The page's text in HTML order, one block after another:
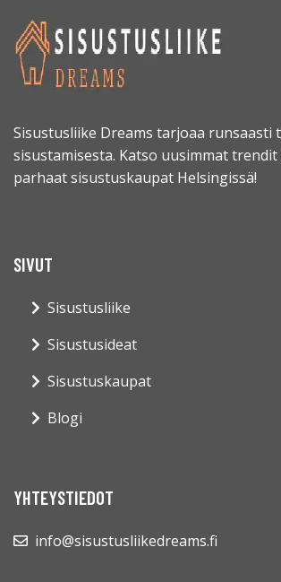
Sisustusliike Dreams tarjoaa runsaasti
sisustamisesta. Katso uusimmat trendit
parhaat sisustuskaupat Helsingissä!
SIVUT
Sisustusliike
Sisustusideat
Sisustuskaupat
Blogi
YHTEYSTIEDOT
info@sisustusliikedreams.fi